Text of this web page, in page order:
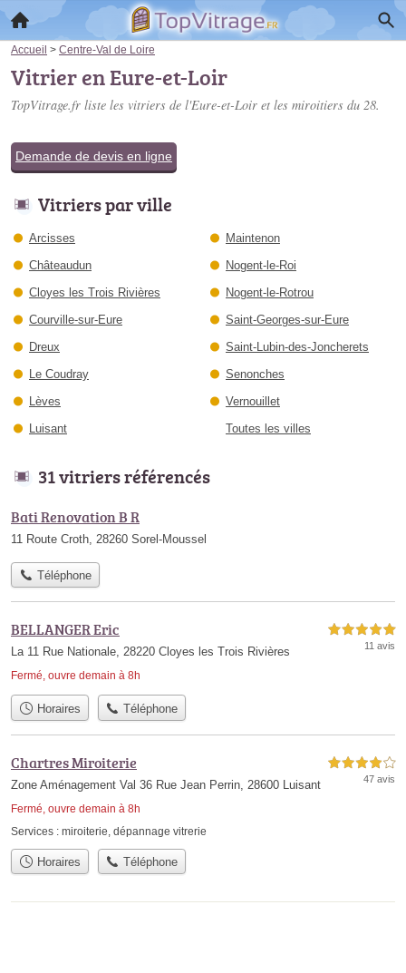
Accueil > Centre-Val de Loire
Vitrier en Eure-et-Loir
TopVitrage.fr liste les vitriers de l'Eure-et-Loir et les miroitiers du 28.
Demande de devis en ligne
Vitriers par ville
Arcisses
Châteaudun
Cloyes les Trois Rivières
Courville-sur-Eure
Dreux
Le Coudray
Lèves
Luisant
Maintenon
Nogent-le-Roi
Nogent-le-Rotrou
Saint-Georges-sur-Eure
Saint-Lubin-des-Joncherets
Senonches
Vernouillet
Toutes les villes
31 vitriers référencés
Bati Renovation B R
11 Route Croth, 28260 Sorel-Moussel
Téléphone
BELLANGER Eric
La 11 Rue Nationale, 28220 Cloyes les Trois Rivières
Fermé, ouvre demain à 8h
5,0 étoiles sur 5
11 avis
Horaires Téléphone
Chartres Miroiterie
Zone Aménagement Val 36 Rue Jean Perrin, 28600 Luisant
Fermé, ouvre demain à 8h
4,0 étoiles sur 5
47 avis
Services : miroiterie dépannage vitrerie
Horaires Téléphone